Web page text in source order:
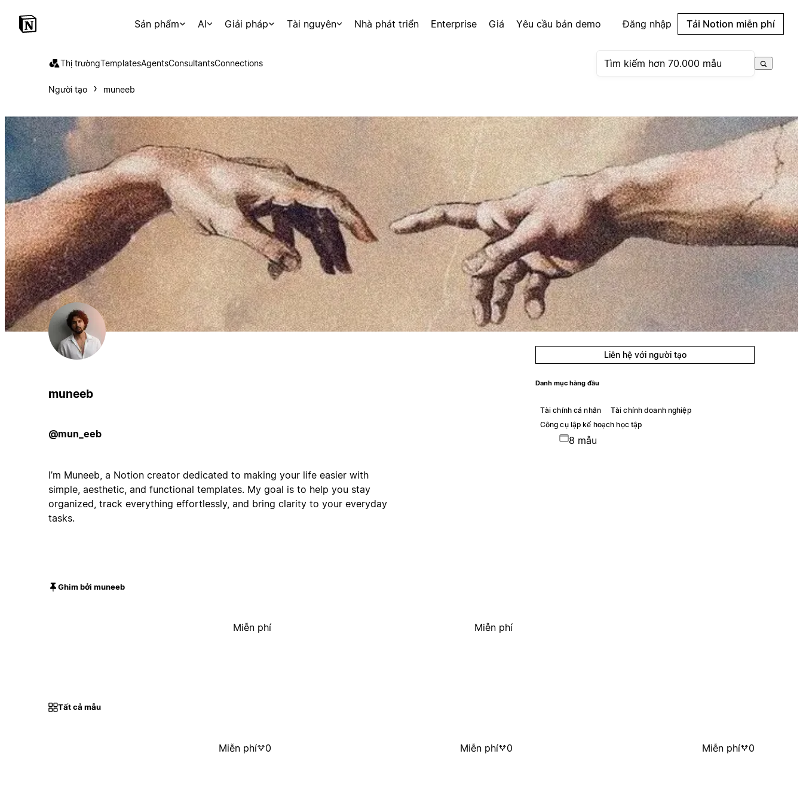
Sản phẩm AI Giải pháp Tài nguyên Nhà phát triển Enterprise Giá Yêu cầu bản demo Đăng nhập Tải Notion miễn phí
Thị trườngTemplatesAgentsConsultantsConnections
Người tạo muneeb
muneeb
@mun_eeb
I’m Muneeb, a Notion creator dedicated to making your life easier with
simple, aesthetic, and functional templates. My goal is to help you stay
organized, track everything effortlessly, and bring clarity to your everyday
tasks.
Liên hệ với người tạo
Danh mục hàng đầu
Tài chính cá nhân
Tài chính doanh nghiệp
Công cụ lập kế hoạch học tập
8 mẫu
Ghim bởi muneeb
Miễn phí Miễn phí
Tất cả mẫu
Miễn phí 0 Miễn phí 0 Miễn phí 0